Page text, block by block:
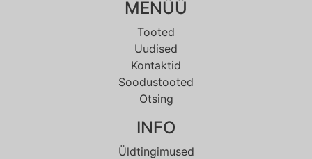
MENÜÜ
Tooted
Uudised
Kontaktid
Soodustooted
Otsing
INFO
Üldtingimused